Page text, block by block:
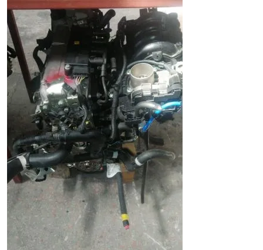
500L 1.4.8 - 1.4.16 Valf Cikma Motor
Ürün Kodu: